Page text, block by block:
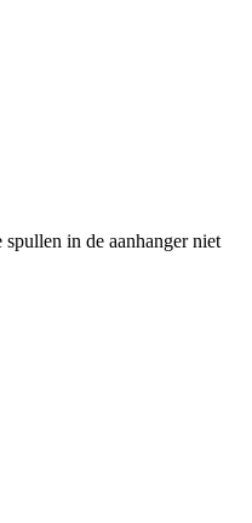
in de aanhanger niet